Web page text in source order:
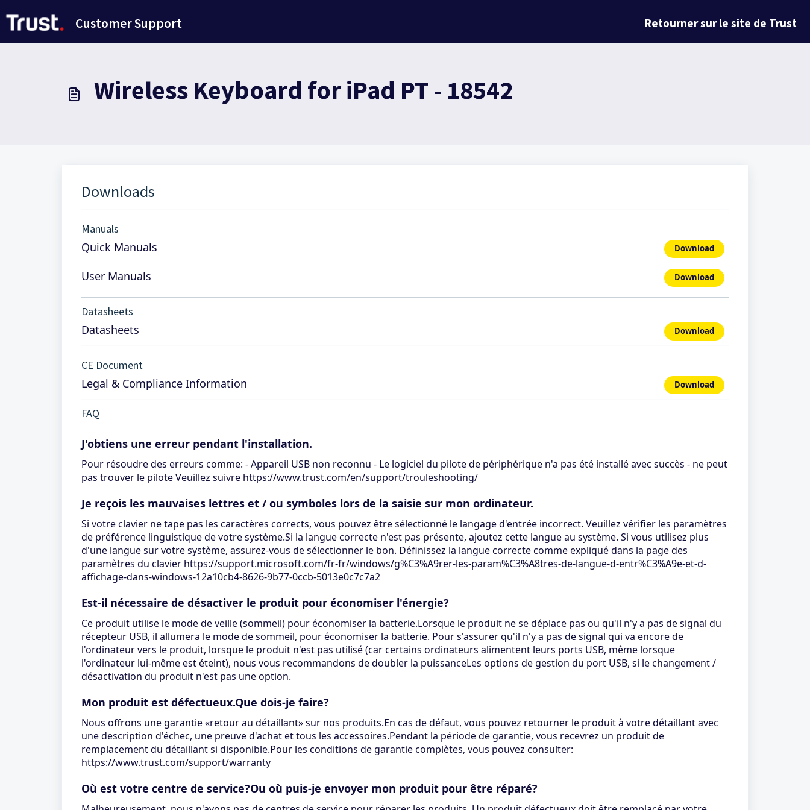
Customer Support Retourner sur le site de Trust
Wireless Keyboard for iPad PT - 18542
Downloads
Manuals
Quick Manuals Download
User Manuals Download
Datasheets
Datasheets Download
CE Document
Legal & Compliance Information Download
FAQ
J'obtiens une erreur pendant l'installation.
Pour résoudre des erreurs comme: - Appareil USB non reconnu - Le logiciel du pilote de périphérique n'a pas été installé avec succès - ne peut
pas trouver le pilote Veuillez suivre https://www.trust.com/en/support/trouleshooting/
Je reçois les mauvaises lettres et / ou symboles lors de la saisie sur mon ordinateur.
Si votre clavier ne tape pas les caractères corrects, vous pouvez être sélectionné le langage d'entrée incorrect. Veuillez vérifier les paramètres
de préférence linguistique de votre système.Si la langue correcte n'est pas présente, ajoutez cette langue au système. Si vous utilisez plus
d'une langue sur votre système, assurez-vous de sélectionner le bon. Définissez la langue correcte comme expliqué dans la page des
paramètres du clavier https://support.microsoft.com/fr-fr/windows/g%C3%A9rer-les-param%C3%A8tres-de-langue-d-entr%C3%A9e-et-d-
affichage-dans-windows-12a10cb4-8626-9b77-0ccb-5013e0c7c7a2
Est-il nécessaire de désactiver le produit pour économiser l'énergie?
Ce produit utilise le mode de veille (sommeil) pour économiser la batterie.Lorsque le produit ne se déplace pas ou qu'il n'y a pas de signal du
récepteur USB, il allumera le mode de sommeil, pour économiser la batterie. Pour s'assurer qu'il n'y a pas de signal qui va encore de
l'ordinateur vers le produit, lorsque le produit n'est pas utilisé (car certains ordinateurs alimentent leurs ports USB, même lorsque
l'ordinateur lui-même est éteint), nous vous recommandons de doubler la puissanceLes options de gestion du port USB, si le changement /
désactivation du produit n'est pas une option.
Mon produit est défectueux.Que dois-je faire?
Nous offrons une garantie «retour au détaillant» sur nos produits.En cas de défaut, vous pouvez retourner le produit à votre détaillant avec
une description d'échec, une preuve d'achat et tous les accessoires.Pendant la période de garantie, vous recevrez un produit de
remplacement du détaillant si disponible.Pour les conditions de garantie complètes, vous pouvez consulter:
https://www.trust.com/support/warranty
Où est votre centre de service?Ou où puis-je envoyer mon produit pour être réparé?